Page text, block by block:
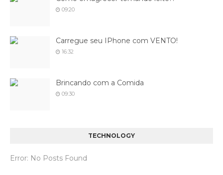
09:20
Carregue seu IPhone com VENTO!
16:32
Brincando com a Comida
09:30
TECHNOLOGY
Error: No Posts Found